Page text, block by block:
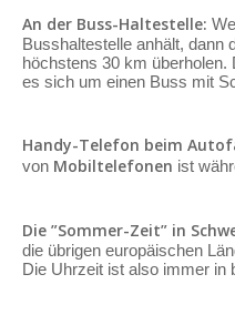
An der Buss-Haltestelle:
Busshaltestelle anhält, dann
höchstens 30 km
es sich um einen Buss mit
Handy-Telefon beim
von Mobiltelefonen ist
Die ”Sommer-Zeit” in
die übrigen europäischen
Die Uhrzeit ist also immer in